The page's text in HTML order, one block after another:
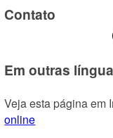
Contato
Em outras
Veja esta página em
online